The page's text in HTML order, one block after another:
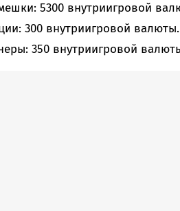
5300 внутриигровой
300 внутриигровой валюты.
350 внутриигровой